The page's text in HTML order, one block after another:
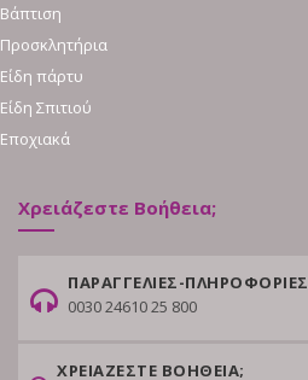
Βάπτιση
Προσκλητήρια
Είδη πάρτυ
Είδη Σπιτιού
Εποχιακά
Χρειάζεστε Βοήθεια;
ΠΑΡΑΓΓΕΛΙΕΣ-ΠΛΗΡΟΦΟΡΙΕΣ
0030 24610 25 800
ΧΡΕΙΑΖΕΣΤΕ ΒΟΗΘΕΙΑ;